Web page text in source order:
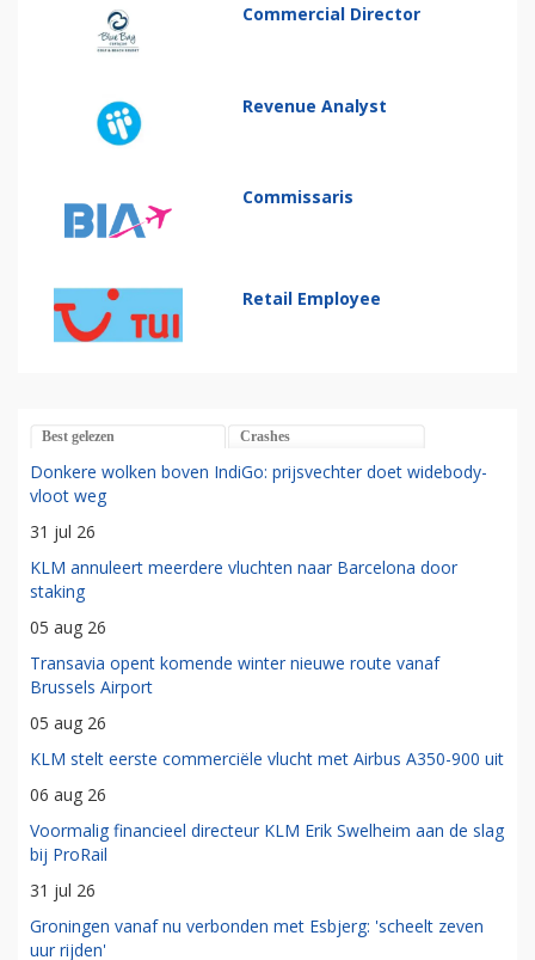
Commercial Director
Revenue Analyst
Commissaris
Retail Employee
Best gelezen Crashes
Donkere wolken boven IndiGo: prijsvechter doet widebody-
vloot weg
31 jul 26
KLM annuleert meerdere vluchten naar Barcelona door
staking
05 aug 26
Transavia opent komende winter nieuwe route vanaf
Brussels Airport
05 aug 26
KLM stelt eerste commerciële vlucht met Airbus A350-900 uit
06 aug 26
Voormalig financieel directeur KLM Erik Swelheim aan de slag
bij ProRail
31 jul 26
Groningen vanaf nu verbonden met Esbjerg: 'scheelt zeven
uur rijden'